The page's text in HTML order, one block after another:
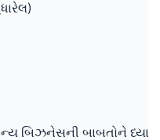
બિઝનેસની બાબતોને